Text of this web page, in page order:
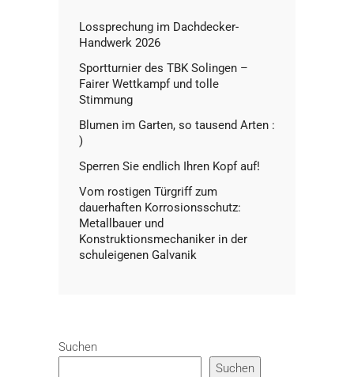
Lossprechung im Dachdecker-
Handwerk 2026
Sportturnier des TBK Solingen –
Fairer Wettkampf und tolle
Stimmung
Blumen im Garten, so tausend Arten :
)
Sperren Sie endlich Ihren Kopf auf!
Vom rostigen Türgriff zum
dauerhaften Korrosionsschutz:
Metallbauer und
Konstruktionsmechaniker in der
schuleigenen Galvanik
Suchen
Suchen